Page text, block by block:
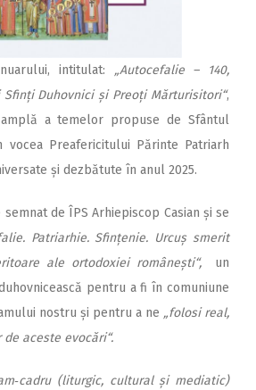
intitulat: „Autocefalie – 140,
Sfinți Duhovnici și Preoți Mărturisitori“,
a temelor propuse de Sfântul
vocea Preafericitului Părinte Patriarh
și dezbătute în anul 2025.
de ÎPS Arhiepis­cop Casian și se
Patriarhie. Sfințenie. Urcuș smerit
ale ortodoxiei românești“, un
pentru a fi în comuniune
nostru și pentru a ne „folosi real,
aceste evocări“.
(liturgic, cultural și mediatic)